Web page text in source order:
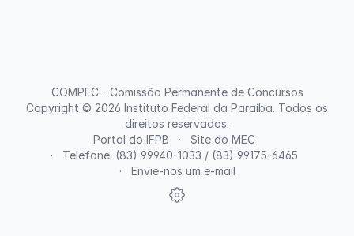
Portal do IFPB
Site do MEC
Telefone: (83) 99940-1033 / (83) 99175-6465
Envie-nos um e-mail
COMPEC - Comissão Permanente de Concursos
Copyright © 2026 Instituto Federal da Paraíba. Todos os
direitos reservados.